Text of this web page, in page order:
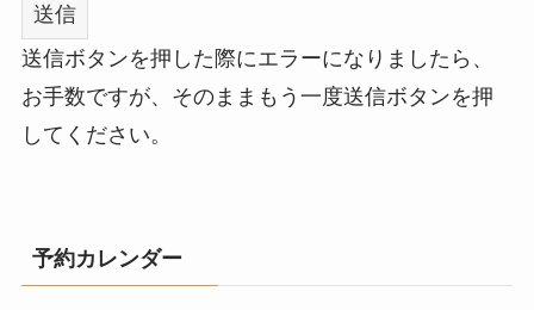
送信ボタンを押した際にエラーになりましたら、
お手数ですが、そのままもう一度送信ボタンを押
してください。
予約カレンダー